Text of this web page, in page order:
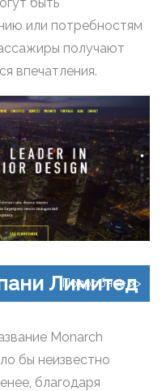
или потребностям
получают
впечатления.
Лимитед
Подробнее >>
Monarch
бы неизвестно
благодаря